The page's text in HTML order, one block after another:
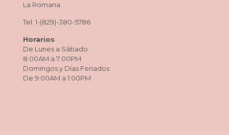
La Romana
Tel: 1-(829)-380-5786
Horarios
De Lunes a Sàbado
8:00AM a 7:00PM
Domingos y Días Feriados
De 9:00AM a 1:00PM